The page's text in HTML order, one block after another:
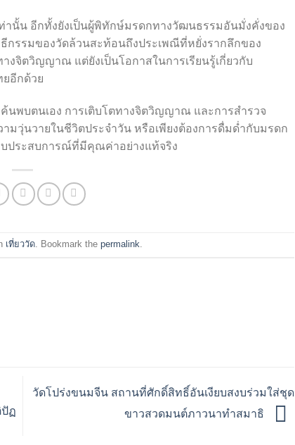
านั้น อีกทั้งยังเป็นผู้พิทักษ์มรดกทางวัฒนธรรมอันมั่งคั่งของ
กรรมของวัดล้วนสะท้อนถึงประเพณีที่หยั่งรากลึกของ
งจิตวิญญาณ แต่ยังเป็นโอกาสในการเรียนรู้เกี่ยวกับ
อีกด้วย
นพบตนเอง การเติบโตทางจิตวิญญาณ และการสำรวจ
วุ่นวายในชีวิตประจำวัน หรือเพียงต้องการดื่มด่ำกับมรดก
ประสบการณ์ที่มีคุณค่าอย่างแท้จริง
เที่ยววัด. Bookmark the permalink
ฏ
วัดโปร่งขนมจีน สถานที่ศักดิ์สิทธิ์อันเงียบสงบร่วมใส่ชุด
ขาวสวดมนต์ภาวนาทำสมาธิ